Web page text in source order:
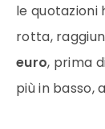
le
rotta,
euro, prima
più in basso, a